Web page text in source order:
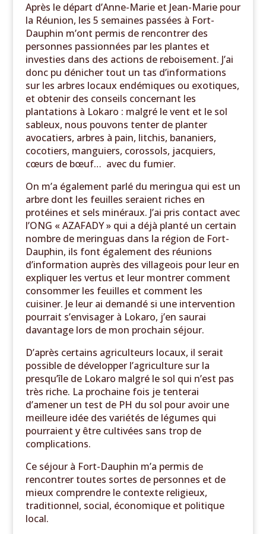
Après le départ d’Anne-Marie et Jean-Marie pour
la Réunion, les 5 semaines passées à Fort-
Dauphin m’ont permis de rencontrer des
personnes passionnées par les plantes et
investies dans des actions de reboisement. J’ai
donc pu dénicher tout un tas d’informations
sur les arbres locaux endémiques ou exotiques,
et obtenir des conseils concernant les
plantations à Lokaro : malgré le vent et le sol
sableux, nous pouvons tenter de planter
avocatiers, arbres à pain, litchis, bananiers,
cocotiers, manguiers, corossols, jacquiers,
cœurs de bœuf… avec du fumier.
On m’a également parlé du meringua qui est un
arbre dont les feuilles seraient riches en
protéines et sels minéraux. J’ai pris contact avec
l’ONG « AZAFADY » qui a déjà planté un certain
nombre de meringuas dans la région de Fort-
Dauphin, ils font également des réunions
d’information auprès des villageois pour leur en
expliquer les vertus et leur montrer comment
consommer les feuilles et comment les
cuisiner. Je leur ai demandé si une intervention
pourrait s’envisager à Lokaro, j’en saurai
davantage lors de mon prochain séjour.
D’après certains agriculteurs locaux, il serait
possible de développer l’agriculture sur la
presqu’île de Lokaro malgré le sol qui n’est pas
très riche. La prochaine fois je tenterai
d’amener un test de PH du sol pour avoir une
meilleure idée des variétés de légumes qui
pourraient y être cultivées sans trop de
complications.
Ce séjour à Fort-Dauphin m’a permis de
rencontrer toutes sortes de personnes et de
mieux comprendre le contexte religieux,
traditionnel, social, économique et politique
local.